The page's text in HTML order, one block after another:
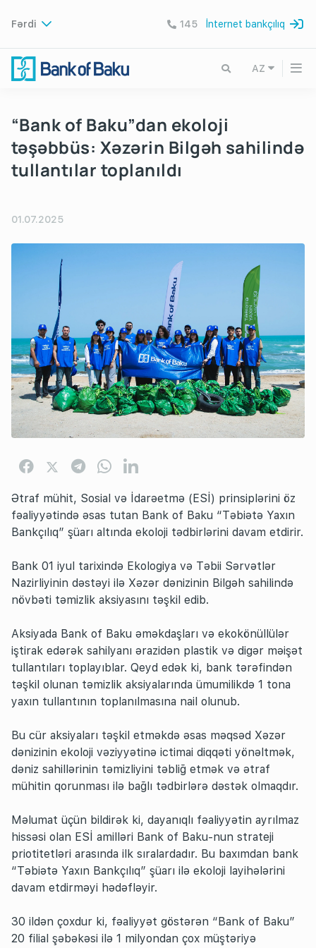
Fərdi 145 İnternet bankçılıq
AZ
“Bank of Baku”dan ekoloji
təşəbbüs: Xəzərin Bilgəh sahilində
tullantılar toplanıldı
01.07.2025
Ətraf mühit, Sosial və İdarəetmə (ESİ) prinsiplərini öz
fəaliyyətində əsas tutan Bank of Baku “Təbiətə Yaxın
Bankçılıq” şüarı altında ekoloji tədbirlərini davam etdirir.
Bank 01 iyul tarixində Ekologiya və Təbii Sərvətlər
Nazirliyinin dəstəyi ilə Xəzər dənizinin Bilgəh sahilində
növbəti təmizlik aksiyasını təşkil edib.
Aksiyada Bank of Baku əməkdaşları və ekokönüllülər
iştirak edərək sahilyanı ərazidən plastik və digər məişət
tullantıları toplayıblar. Qeyd edək ki, bank tərəfindən
təşkil olunan təmizlik aksiyalarında ümumilikdə 1 tona
yaxın tullantının toplanılmasına nail olunub.
Bu cür aksiyaları təşkil etməkdə əsas məqsəd Xəzər
dənizinin ekoloji vəziyyətinə ictimai diqqəti yönəltmək,
dəniz sahillərinin təmizliyini təbliğ etmək və ətraf
mühitin qorunması ilə bağlı tədbirlərə dəstək olmaqdır.
Məlumat üçün bildirək ki, dayanıqlı fəaliyyətin ayrılmaz
hissəsi olan ESİ amilləri Bank of Baku-nun strateji
priotitetləri arasında ilk sıralardadır. Bu baxımdan bank
“Təbiətə Yaxın Bankçılıq” şüarı ilə ekoloji layihələrini
davam etdirməyi hədəfləyir.
30 ildən çoxdur ki, fəaliyyət göstərən “Bank of Baku”
20 filial şəbəkəsi ilə 1 milyondan çox müştəriyə